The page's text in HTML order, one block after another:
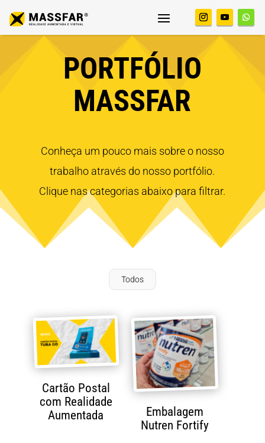
PORTFÓLIO
MASSFAR
Conheça um pouco mais sobre o nosso
trabalho através do nosso portfólio.
Clique nas categorias abaixo para filtrar.
Todos
Cartão Postal
com Realidade
Aumentada
Embalagem
Nutren Fortify